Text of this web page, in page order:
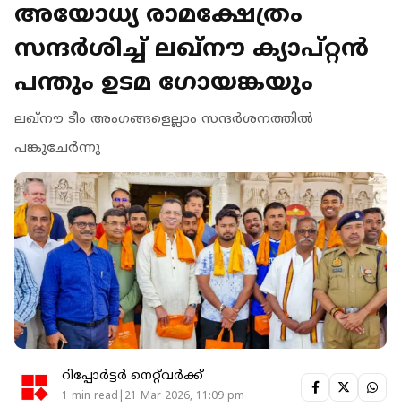
അയോധ്യ രാമക്ഷേത്രം
സന്ദർശിച്ച് ലഖ്നൗ ക്യാപ്റ്റൻ
പന്തും ഉടമ ഗോയങ്കയും
ലഖ്നൗ ടീം അംഗങ്ങളെല്ലാം സന്ദർശനത്തിൽ
പങ്കുചേർന്നു
റിപ്പോർട്ടർ നെറ്റ്‌വര്‍ക്ക്‌
1 min read|21 Mar 2026, 11:09 pm